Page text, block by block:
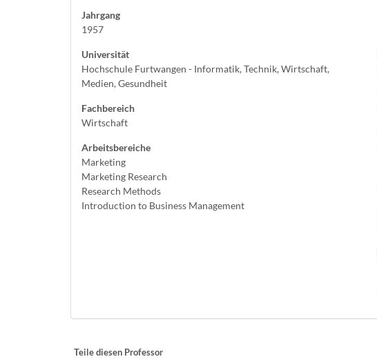
Jahrgang
1957
Universität
Hochschule Furtwangen - Informatik, Technik, Wirtschaft,
Medien, Gesundheit
Fachbereich
Wirtschaft
Arbeitsbereiche
Marketing
Marketing Research
Research Methods
Introduction to Business Management
Teile diesen Professor